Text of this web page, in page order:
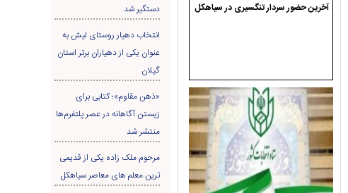
آخرین حضور سردار تنگسیری در سیاهکل
دستگیر شد
انتخاب دهیار روستای لیش به
عنوان یکی از دهیاران برتر استان
گیلان
«ذهن مقاوم»؛ کتابی برای
زیستن آگاهانه در عصر پلتفرم‌ها
منتشر شد
مرحوم ملک زاده یکی از قدیمی
ترین معلم های معاصر سیاهکل